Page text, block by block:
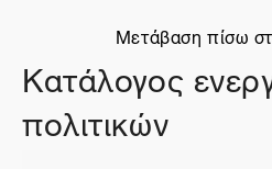
Μετάβαση πίσω
Κατάλογος
πολιτικών